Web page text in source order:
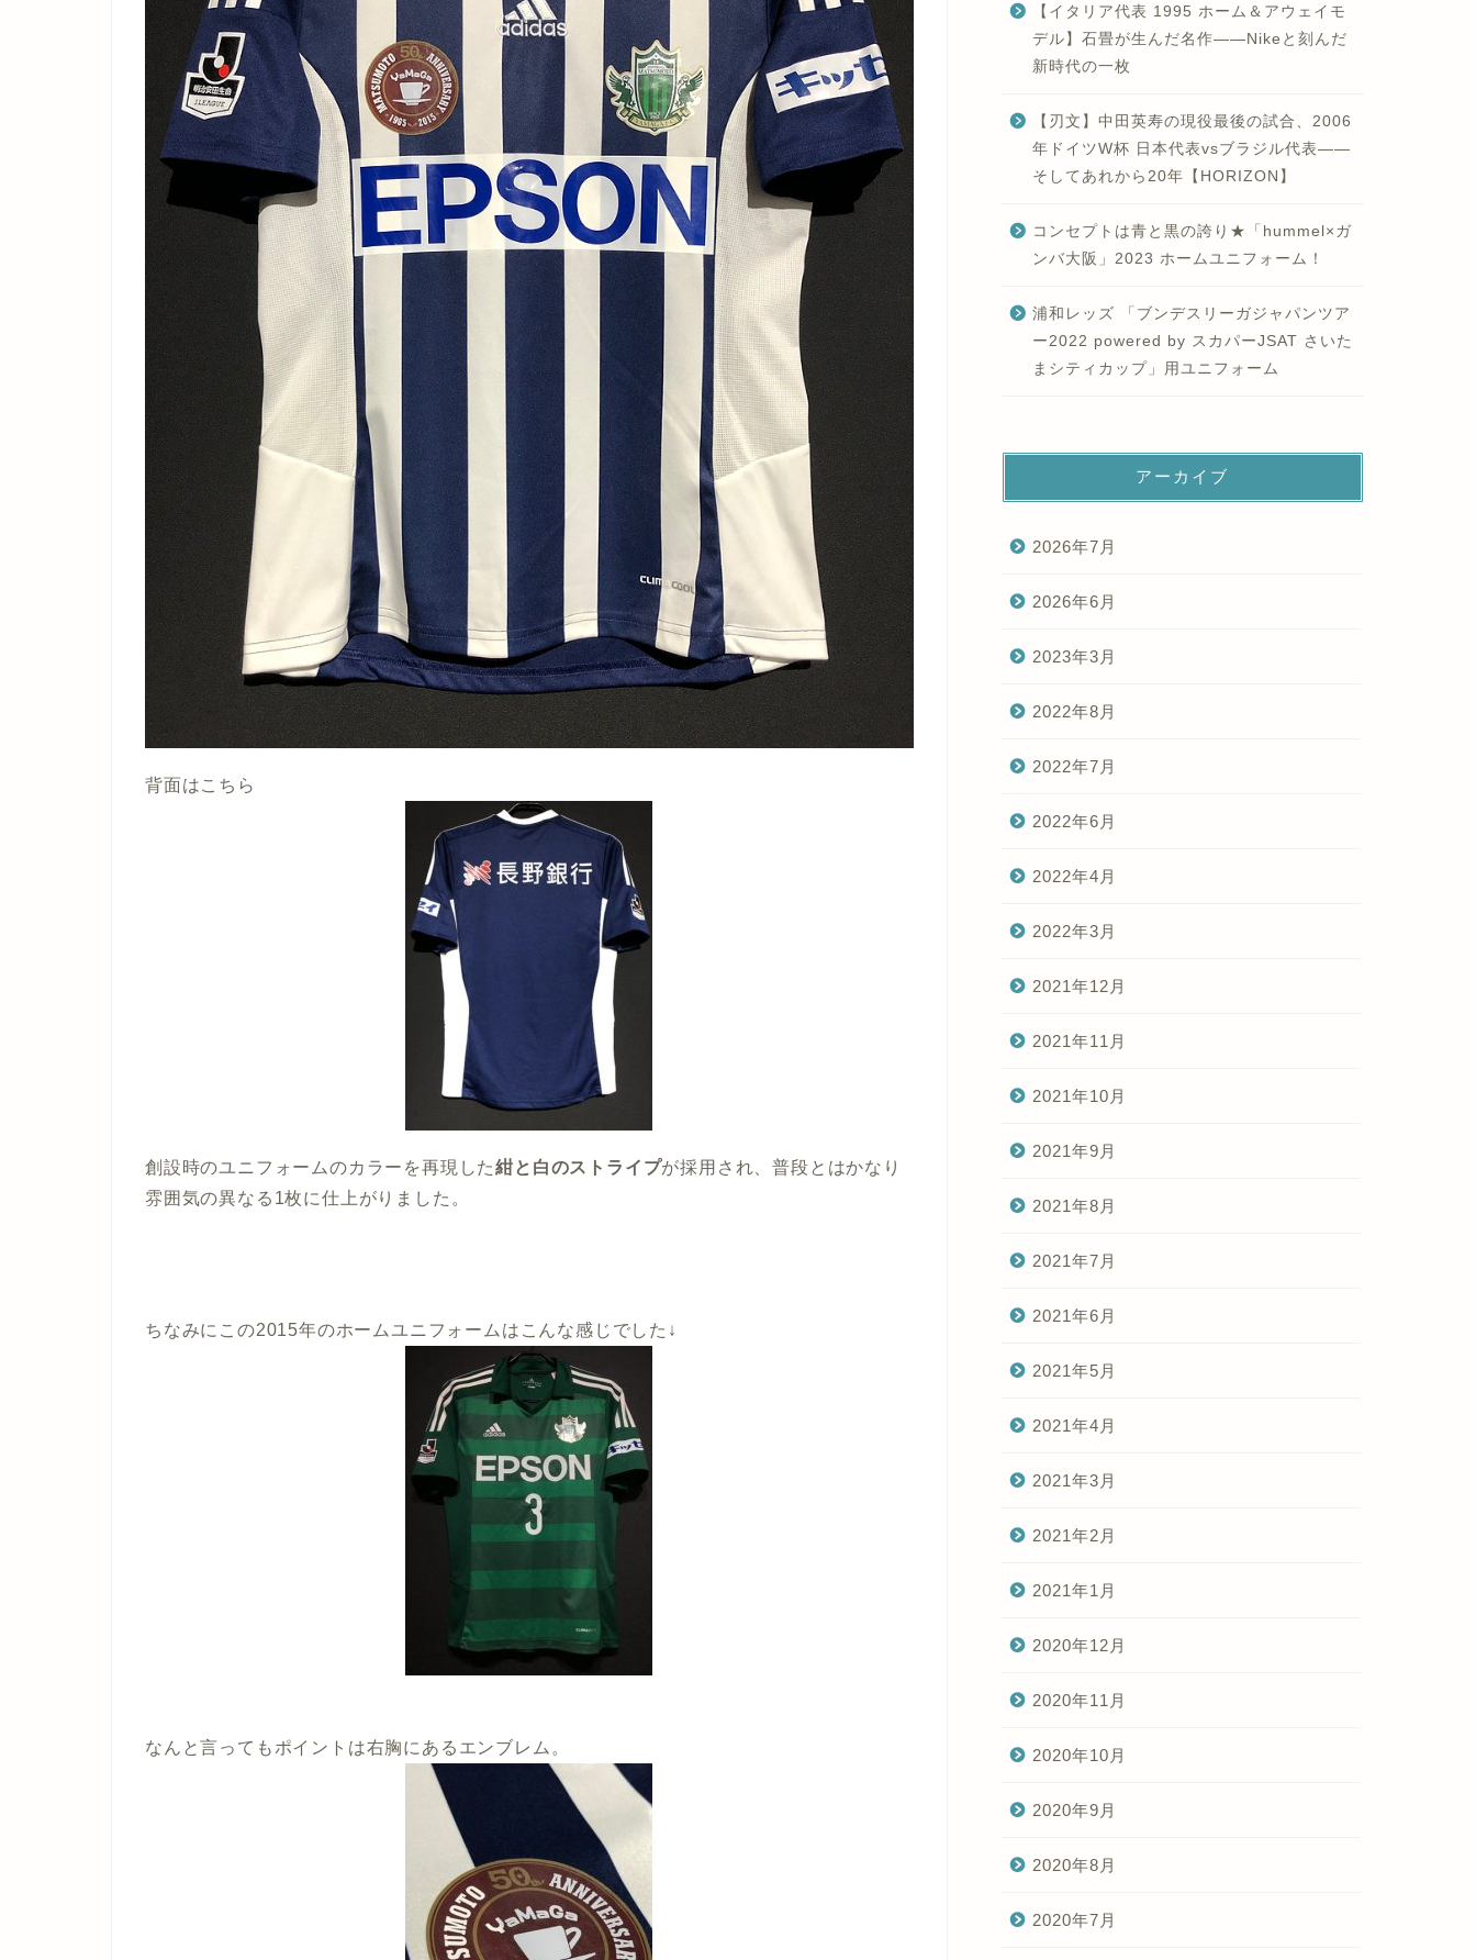
背面はこちら
創設時のユニフォームのカラーを再現した紺と白のストライプが採用され、普段とはかなり
雰囲気の異なる1枚に仕上がりました。
ちなみにこの2015年のホームユニフォームはこんな感じでした↓
なんと言ってもポイントは右胸にあるエンブレム。
【イタリア代表 1995 ホーム＆アウェイモ
デル】石畳が生んだ名作——Nikeと刻んだ
新時代の一枚
【刃文】中田英寿の現役最後の試合、2006
年ドイツW杯 日本代表vsブラジル代表——
そしてあれから20年【HORIZON】
コンセプトは青と黒の誇り★「hummel×ガ
ンバ大阪」2023 ホームユニフォーム！
浦和レッズ 「ブンデスリーガジャパンツア
ー2022 powered by スカパーJSAT さいた
まシティカップ」用ユニフォーム
アーカイブ
2026年7月
2026年6月
2023年3月
2022年8月
2022年7月
2022年6月
2022年4月
2022年3月
2021年12月
2021年11月
2021年10月
2021年9月
2021年8月
2021年7月
2021年6月
2021年5月
2021年4月
2021年3月
2021年2月
2021年1月
2020年12月
2020年11月
2020年10月
2020年9月
2020年8月
2020年7月